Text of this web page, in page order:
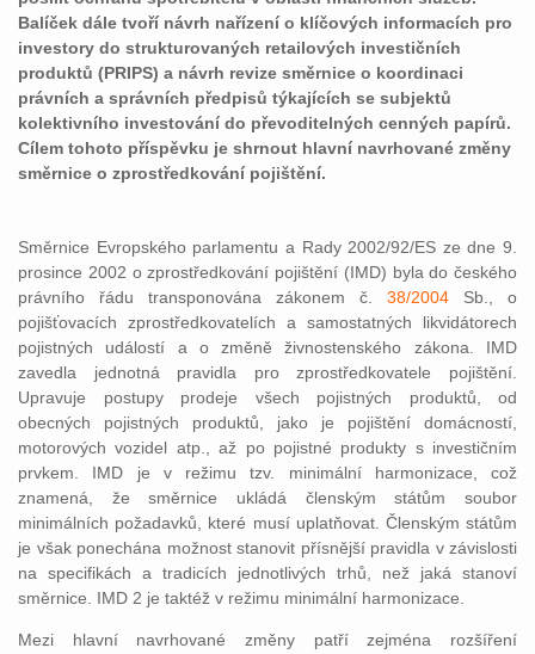
Balíček dále tvoří návrh nařízení o klíčových informacích pro
investory do strukturovaných retailových investičních
produktů (PRIPS) a návrh revize směrnice o koordinaci
právních a správních předpisů týkajících se subjektů
kolektivního investování do převoditelných cenných papírů.
Cílem tohoto příspěvku je shrnout hlavní navrhované změny
směrnice o zprostředkování pojištění.
Směrnice Evropského parlamentu a Rady 2002/92/ES ze dne 9.
prosince 2002 o zprostředkování pojištění (IMD) byla do českého
právního řádu transponována zákonem č. 38/2004 Sb., o
pojišťovacích zprostředkovatelích a samostatných likvidátorech
pojistných událostí a o změně živnostenského zákona. IMD
zavedla jednotná pravidla pro zprostředkovatele pojištění.
Upravuje postupy prodeje všech pojistných produktů, od
obecných pojistných produktů, jako je pojištění domácností,
motorových vozidel atp., až po pojistné produkty s investičním
prvkem. IMD je v režimu tzv. minimální harmonizace, což
znamená, že směrnice ukládá členským státům soubor
minimálních požadavků, které musí uplatňovat. Členským státům
je však ponechána možnost stanovit přísnější pravidla v závislosti
na specifikách a tradicích jednotlivých trhů, než jaká stanoví
směrnice. IMD 2 je taktéž v režimu minimální harmonizace.
Mezi hlavní navrhované změny patří zejména rozšíření